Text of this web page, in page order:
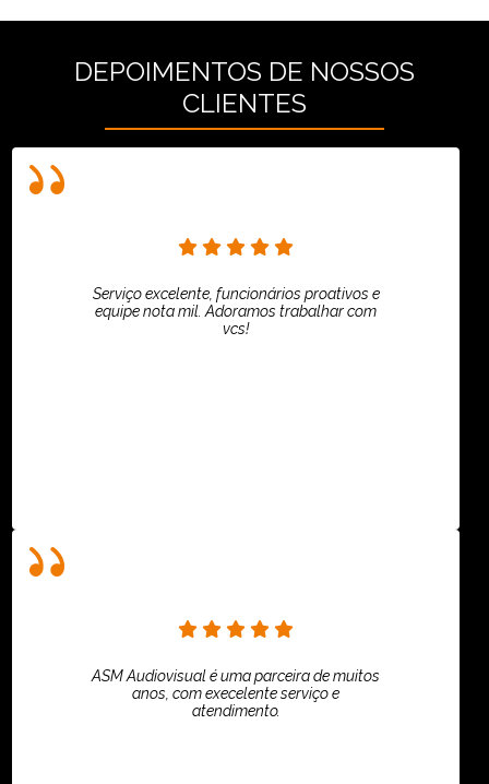
DEPOIMENTOS DE NOSSOS
CLIENTES
Serviço excelente, funcionários proativos e
equipe nota mil. Adoramos trabalhar com
vcs!
ASM Audiovisual é uma parceira de muitos
anos, com execelente serviço e
atendimento.